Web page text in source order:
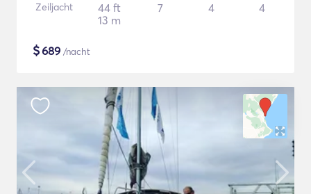
Zeiljacht
44 ft
13 m
7 4 4
$689 /nacht